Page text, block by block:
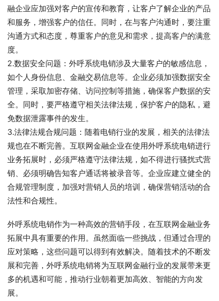
融企业应加强对客户的宣传和教育，让客户了解企业的产品
和服务，增强客户的信任。同时，在与客户沟通时，要注重
沟通方式和态度，尊重客户的意见和需求，提高客户的满意
度。
2.数据安全问题：外呼系统电销涉及大量客户的敏感信息，
如个人身份信息、金融交易信息等。企业必须加强数据安全
管理，采取加密存储、访问控制等措施，确保客户数据的安
全。同时，要严格遵守相关法律法规，保护客户的隐私，避
免数据泄露事件的发生。
3.法律法规合规问题：随着电销行业的发展，相关的法律法
规也在不断完善。互联网金融企业在使用外呼系统电销进行
业务拓展时，必须严格遵守法律法规，如不得进行骚扰式营
销、必须明确告知客户通话将被录音等。企业应建立健全的
合规管理制度，加强对营销人员的培训，确保营销活动的合
法性和合规性。
外呼系统电销作为一种高效的营销手段，在互联网金融业务
拓展中具有重要的作用。虽然面临一些挑战，但通过合理的
应对策略，这些问题可以得到有效解决。随着技术的不断发
展和完善，外呼系统电销将为互联网金融行业的发展带来更
多的机遇和可能，推动行业朝着更加高效、智能的方向发
展。